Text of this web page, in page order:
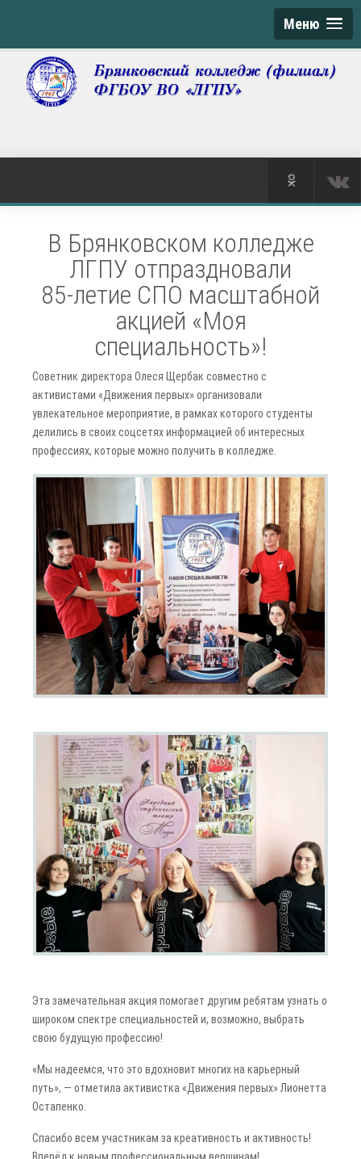
Меню
В Брянковском колледже
ЛГПУ отпраздновали
85-летие СПО масштабной
акцией «Моя
специальность»!
Советник директора Олеся Щербак совместно с
активистами «Движения первых» организовали
увлекательное мероприятие, в рамках которого студенты
делились в своих соцсетях информацией об интересных
профессиях, которые можно получить в колледже.
Эта замечательная акция помогает другим ребятам узнать о
широком спектре специальностей и, возможно, выбрать
свою будущую профессию!
«Мы надеемся, что это вдохновит многих на карьерный
путь», — отметила активистка «Движения первых» Лионетта
Остапенко.
Спасибо всем участникам за креативность и активность!